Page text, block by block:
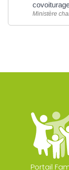
Ministère
Portail